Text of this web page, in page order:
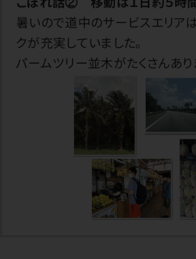
暑いので道中のサービスエリア
クが充実していました。
パームツリー並木がたくさんあり